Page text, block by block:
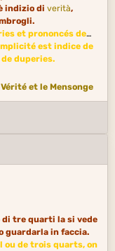
indizio di verità,
et prononcés de
est indice de
duperies.
Vérité et le Mensonge
tre quarti la si vede
guardarla in faccia.
ou de trois quarts, on